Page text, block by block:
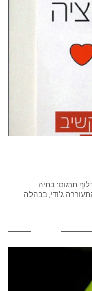
תרגום: בתיה
ג'ודי, בבהלה